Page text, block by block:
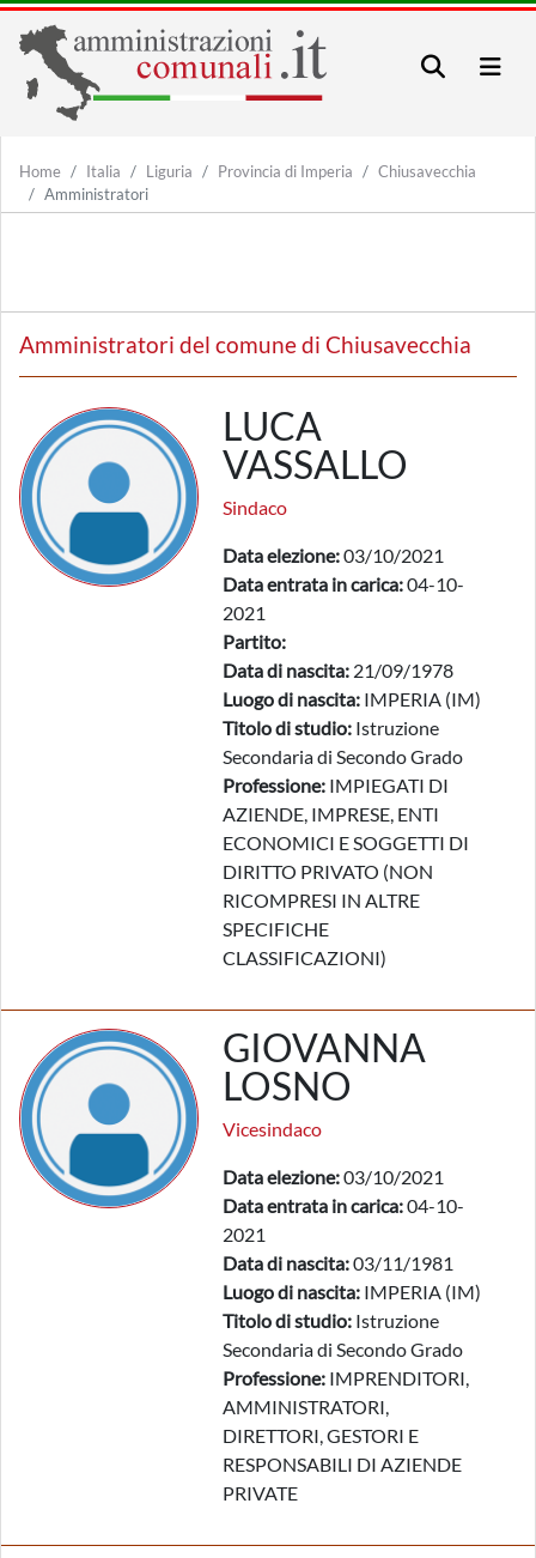
Home Italia Liguria Provincia di Imperia
Chiusavecchia
Amministratori
Amministratori del comune di Chiusavecchia
LUCA
VASSALLO
Sindaco
Data elezione:03/10/2021
Data entrata in carica:04-10-
2021
Partito:
Data di nascita: 21/09/1978
Luogo di nascita: IMPERIA (IM)
Titolo di studio: Istruzione
Secondaria di Secondo Grado
Professione: IMPIEGATI DI
AZIENDE, IMPRESE, ENTI
ECONOMICI E SOGGETTI DI
DIRITTO PRIVATO (NON
RICOMPRESI IN ALTRE
SPECIFICHE
CLASSIFICAZIONI)
GIOVANNA
LOSNO
Vicesindaco
Data elezione:03/10/2021
Data entrata in carica:04-10-
2021
Data di nascita:03/11/1981
Luogo di nascita: IMPERIA (IM)
Titolo di studio: Istruzione
Secondaria di Secondo Grado
Professione: IMPRENDITORI,
AMMINISTRATORI,
DIRETTORI, GESTORI E
RESPONSABILI DI AZIENDE
PRIVATE